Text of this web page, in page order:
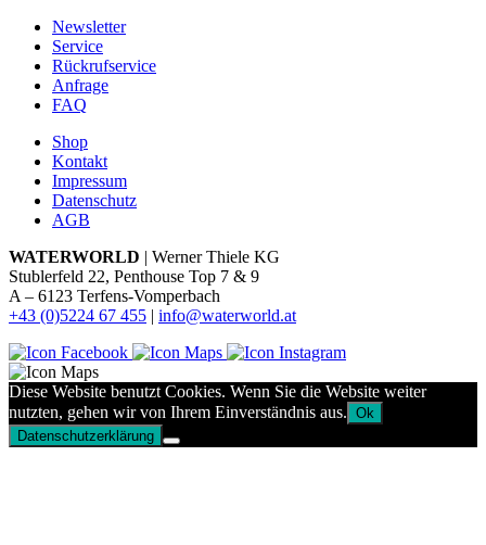
Newsletter
Service
Rückrufservice
Anfrage
FAQ
Shop
Kontakt
Impressum
Datenschutz
AGB
WATERWORLD | Werner Thiele KG
Stublerfeld 22, Penthouse Top 7 & 9
A – 6123 Terfens-Vomperbach
+43 (0)5224 67 455 | info@waterworld.at
Diese Website benutzt Cookies. Wenn Sie die Website weiter
nutzten, gehen wir von Ihrem Einverständnis aus. Ok
Datenschutzerklärung